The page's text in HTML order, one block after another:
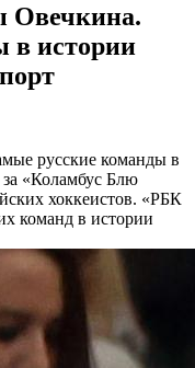
Овечкина.
в истории
русские команды в
«Коламбус Блю
хоккеистов. «РБК
команд в истории